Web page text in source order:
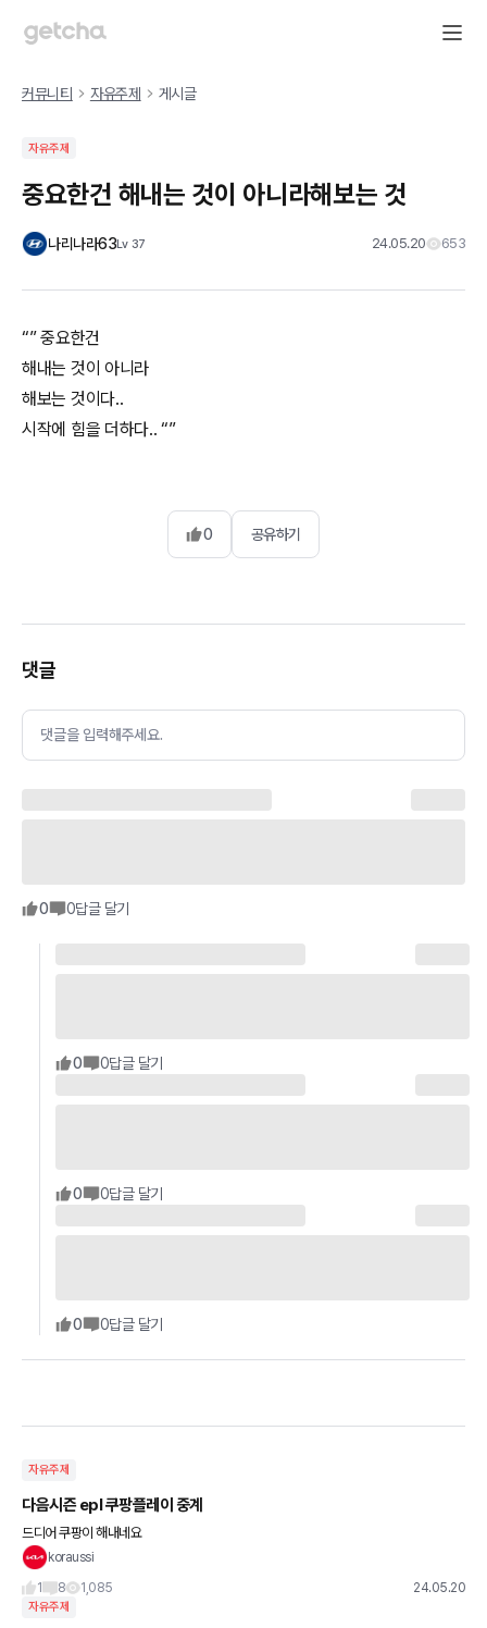
커뮤니티 자유주제 게시글
자유주제
중요한건 해내는 것이 아니라해보는 것
나리나라63Lv 37 24.05.20 653
“” 중요한건
해내는 것이 아니라
해보는 것이다..
시작에 힘을 더하다.. “”
0 공유하기
댓글
댓글을 입력해주세요.
0 0답글 달기
0 0답글 달기
0 0답글 달기
0 0답글 달기
자유주제
다음시즌 epl 쿠팡플레이 중계
드디어 쿠팡이 해내네요
koraussi
1
8 1,085 24.05.20
자유주제